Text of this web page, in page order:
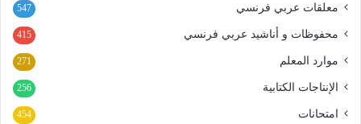
معلقات عربي فرنسي 547
محفوظات و أناشيد عربي فرنسي 415
موارد المعلم 271
الإنتاجات الكتابية 256
امتحانات 454